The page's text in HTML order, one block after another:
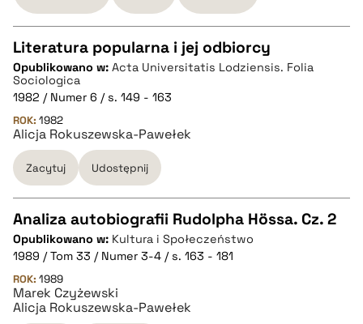
pobierz cytat
CZYSTY TEKST
pobierz cytat
BIBTEX
pobierz cytat
Literatura popularna i jej odbiorcy
Opublikowano w: Acta Universitatis Lodziensis. Folia
Sociologica
1982 / Numer 6 / s. 149 - 163
ROK: 1982
Alicja Rokuszewska-Pawełek
Zacytuj Udostępnij
CZYSTY TEKST
pobierz cytat
Analiza autobiografii Rudolpha Hössa. Cz. 2
Opublikowano w: Kultura i Społeczeństwo
1989 / Tom 33 / Numer 3-4 / s. 163 - 181
ROK: 1989
Marek Czyżewski
Alicja Rokuszewska-Pawełek